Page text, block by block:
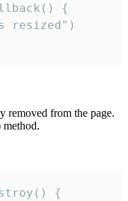
{
resized")
removed from the page.
{